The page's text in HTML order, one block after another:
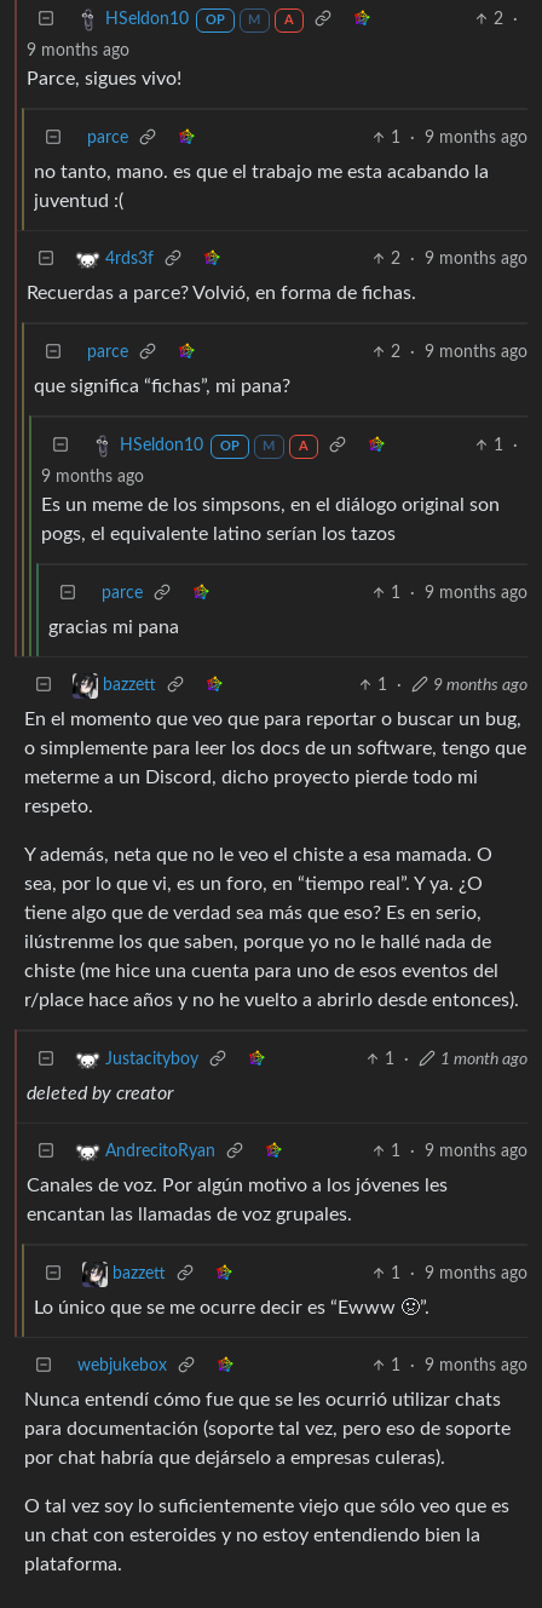
HSeldon10 OP M A 2
·
9 months ago
Parce, sigues vivo!
parce 1 · 9 months ago
no tanto, mano. es que el trabajo me esta acabando la
juventud :(
4rds3f 2 · 9 months ago
Recuerdas a parce? Volvió, en forma de fichas.
parce 2 · 9 months ago
que significa “fichas”, mi pana?
HSeldon10 OP M A 1
·
9 months ago
Es un meme de los simpsons, en el diálogo original son
pogs, el equivalente latino serían los tazos
parce 1 · 9 months ago
gracias mi pana
bazzett 1 · 9 months ago
En el momento que veo que para reportar o buscar un bug,
o simplemente para leer los docs de un software, tengo que
meterme a un Discord, dicho proyecto pierde todo mi
respeto.
Y además, neta que no le veo el chiste a esa mamada. O
sea, por lo que vi, es un foro, en “tiempo real”. Y ya. ¿O
tiene algo que de verdad sea más que eso? Es en serio,
ilústrenme los que saben, porque yo no le hallé nada de
chiste (me hice una cuenta para uno de esos eventos del
r/place hace años y no he vuelto a abrirlo desde entonces).
Justacityboy 1 · 1 month ago
deleted by creator
AndrecitoRyan 1 · 9 months ago
Canales de voz. Por algún motivo a los jóvenes les
encantan las llamadas de voz grupales.
bazzett 1 · 9 months ago
Lo único que se me ocurre decir es “Ewww 🤢”.
webjukebox 1 · 9 months ago
Nunca entendí cómo fue que se les ocurrió utilizar chats
para documentación (soporte tal vez, pero eso de soporte
por chat habría que dejárselo a empresas culeras).
O tal vez soy lo suficientemente viejo que sólo veo que es
un chat con esteroides y no estoy entendiendo bien la
plataforma.